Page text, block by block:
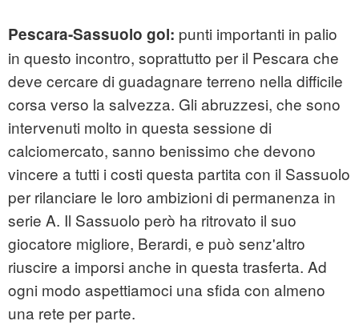
Pescara-Sassuolo gol: punti importanti in palio
in questo incontro, soprattutto per il Pescara che
deve cercare di guadagnare terreno nella difficile
corsa verso la salvezza. Gli abruzzesi, che sono
intervenuti molto in questa sessione di
calciomercato, sanno benissimo che devono
vincere a tutti i costi questa partita con il Sassuolo
per rilanciare le loro ambizioni di permanenza in
serie A. Il Sassuolo però ha ritrovato il suo
giocatore migliore, Berardi, e può senz'altro
riuscire a imporsi anche in questa trasferta. Ad
ogni modo aspettiamoci una sfida con almeno
una rete per parte.